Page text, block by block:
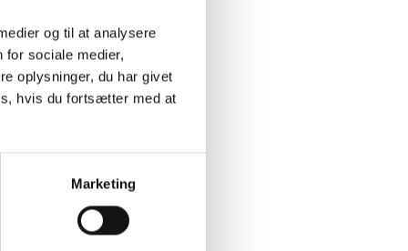
og til at analysere
for sociale medier,
oplysninger, du har givet
hvis du fortsætter med at
Marketing